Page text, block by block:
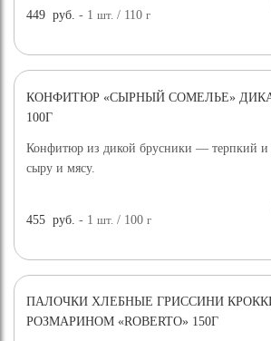
449 руб. - 1шт. / 110г
КОНФИТЮР «СЫРНЫЙ СОМЕЛЬЕ»
100Г
Конфитюр из дикой брусники — терпкий и
сыру и мясу.
455 руб. - 1шт. / 100г
ПАЛОЧКИ ХЛЕБНЫЕ ГРИССИНИ
РОЗМАРИНОМ «ROBERTO» 150Г